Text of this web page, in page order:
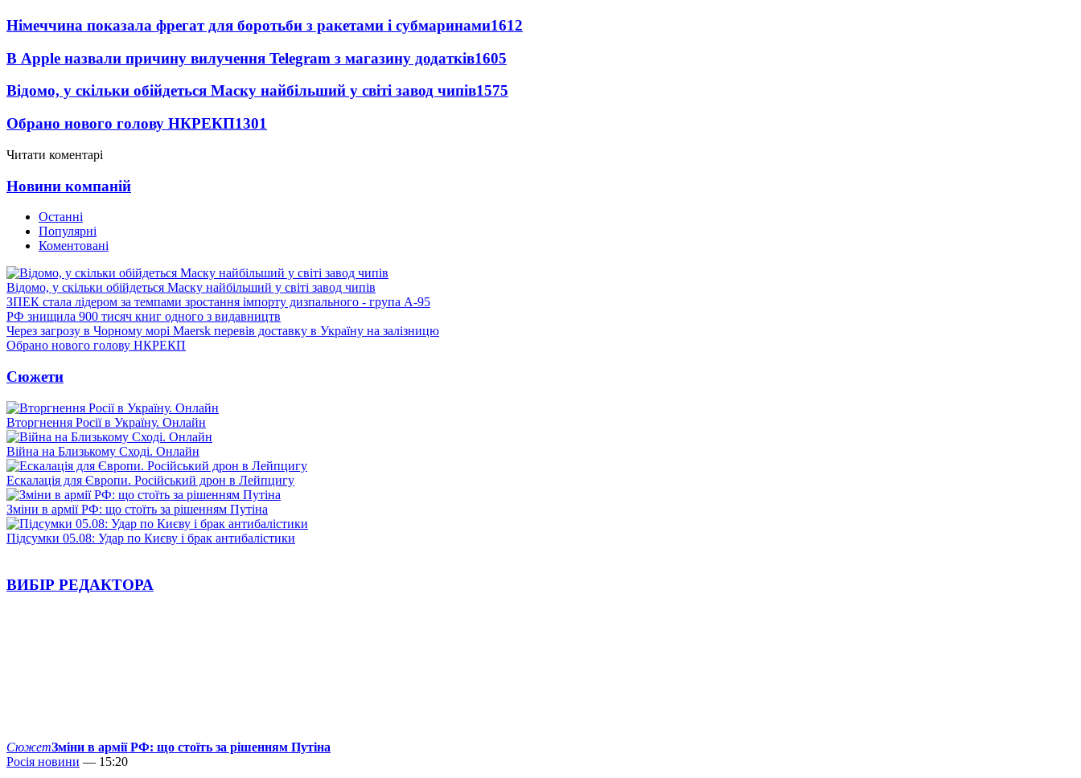
Німеччина показала фрегат для боротьби з ракетами і субмаринами1612
В Apple назвали причину вилучення Telegram з магазину додатків1605
Відомо, у скільки обійдеться Маску найбільший у світі завод чипів1575
Обрано нового голову НКРЕКП1301
Читати коментарі
Новини компаній
Останні
Популярні
Коментовані
Відомо, у скільки обійдеться Маску найбільший у світі завод чипів
ЗПЕК стала лідером за темпами зростання імпорту дизпального - група А-95
РФ знищила 900 тисяч книг одного з видавництв
Через загрозу в Чорному морі Maersk перевів доставку в Україну на залізницю
Обрано нового голову НКРЕКП
Сюжети
Вторгнення Росії в Україну. Онлайн
Війна на Близькому Сході. Онлайн
Ескалація для Європи. Російський дрон в Лейпцигу
Зміни в армії РФ: що стоїть за рішенням Путіна
Підсумки 05.08: Удар по Києву і брак антибалістики
ВИБІР РЕДАКТОРА
СюжетЗміни в армії РФ: що стоїть за рішенням Путіна
Росія новини — 15:20